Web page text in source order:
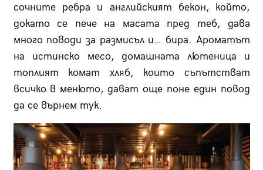
сочните ребра и английският бекон, който,
докато се пече на масата пред теб, дава
много поводи за размисъл и… бира. Ароматът
на истинско месо, домашната лютеница и
топлият комат хляб, които съпътстват
всичко в менюто, дават още поне един повод
да се върнем тук.